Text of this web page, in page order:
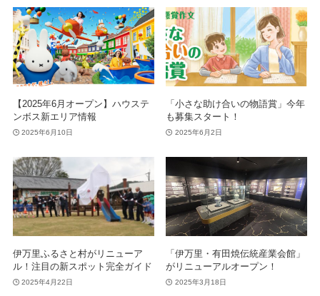
【2025年6月オープン】ハウステ
ンボス新エリア情報
2025年6月10日
「小さな助け合いの物語賞」今年
も募集スタート！
2025年6月2日
伊万里ふるさと村がリニューア
ル！注目の新スポット完全ガイド
2025年4月22日
「伊万里・有田焼伝統産業会館」
がリニューアルオープン！
2025年3月18日